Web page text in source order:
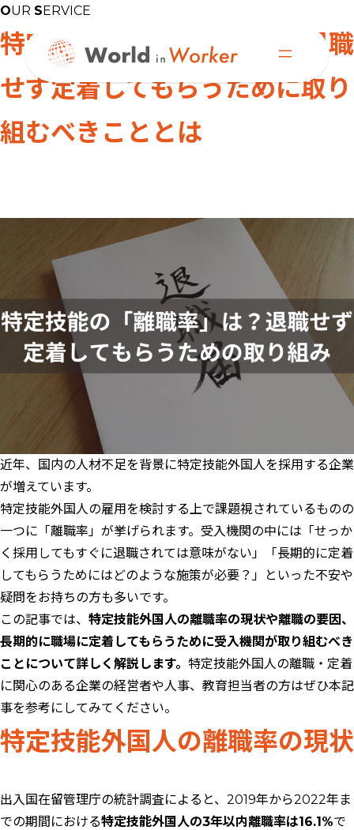
内
容
を
キ
ッ
プ
OUR SERVICE
特定技能の「離職率」は？退職
せず定着してもらうために取り
組むべきこととは
近年、国内の人材不足を背景に特定技能外国人を採用する企業
が増えています。
特定技能外国人の雇用を検討する上で課題視されているものの
一つに「離職率」が挙げられます。受入機関の中には「せっか
く採用してもすぐに退職されては意味がない」「長期的に定着
してもらうためにはどのような施策が必要？」といった不安や
疑問をお持ちの方も多いです。
この記事では、 特定技能外国人の離職率の現状や離職の要因、
長期的に職場に定着してもらうために受入機関が取り組むべき
ことについて詳しく解説します。 特定技能外国人の離職・定着
に関心のある企業の経営者や人事、教育担当者の方はぜひ本記
事を参考にしてみてください。
特定技能外国人の離職率の現状
出入国在留管理庁の統計調査によると、2019年から2022年ま
での期間における特定技能外国人の3年以内離職率は16.1%で